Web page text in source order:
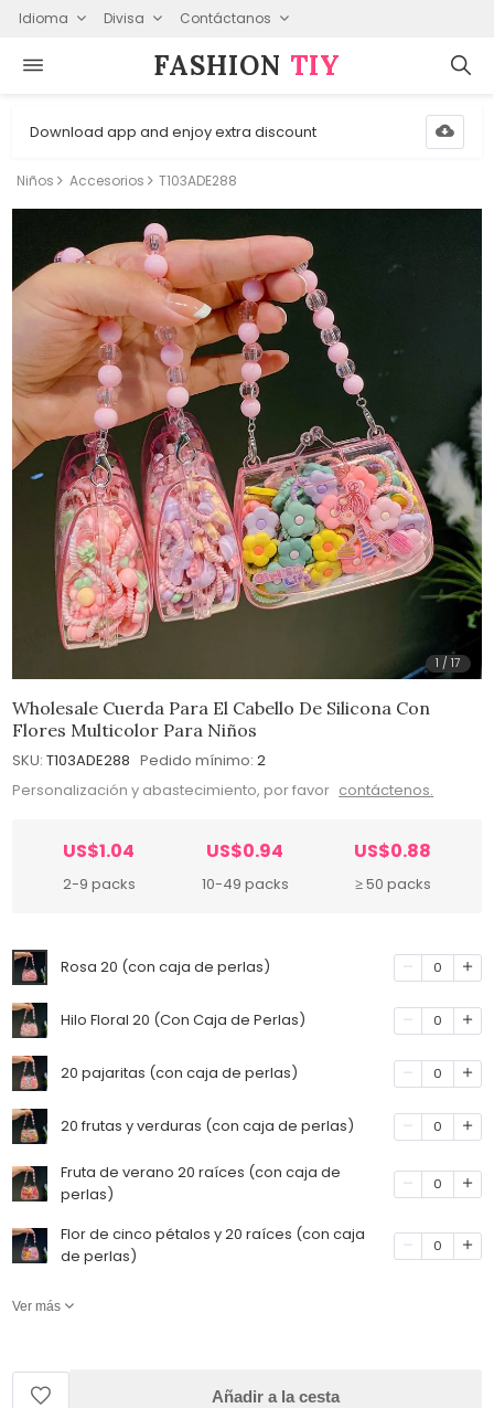
Idioma Divisa Contáctanos
FASHION⁠ TIY
Download app and enjoy extra discount
Niños Accesorios T103ADE288
1 /17
Wholesale Cuerda Para El Cabello De Silicona Con
Flores Multicolor Para Niños
SKU: T103ADE288 Pedido mínimo: 2
Personalización y abastecimiento, por favor contáctenos.
US$1.04
2-9 packs
US$0.94
10-49 packs
US$0.88
≥ 50 packs
Rosa 20 (con caja de perlas) 0
Hilo Floral 20 (Con Caja de Perlas) 0
20 pajaritas (con caja de perlas) 0
20 frutas y verduras (con caja de perlas) 0
Fruta de verano 20 raíces (con caja de
perlas)
0
Flor de cinco pétalos y 20 raíces (con caja
de perlas)
0
Ver más
Añadir a la cesta